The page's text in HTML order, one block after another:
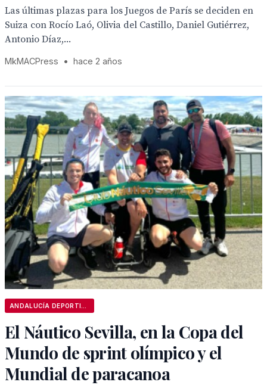
Las últimas plazas para los Juegos de París se deciden en
Suiza con Rocío Laó, Olivia del Castillo, Daniel Gutiérrez,
Antonio Díaz,...
MkMACPress • hace 2 años
El Náutico Sevilla, en la Copa del
Mundo de sprint olímpico y el
Mundial de paracanoa